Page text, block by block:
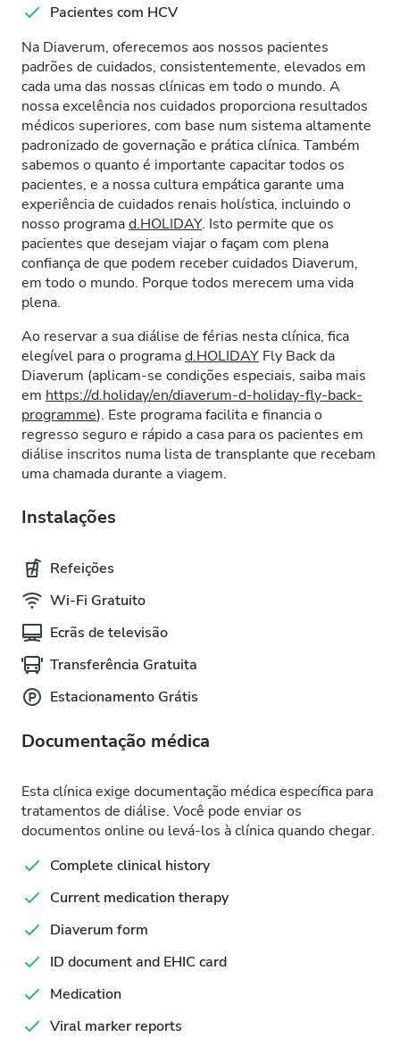
Pacientes com HCV
Na Diaverum, oferecemos aos nossos pacientes
padrões de cuidados, consistentemente, elevados em
cada uma das nossas clínicas em todo o mundo. A
nossa excelência nos cuidados proporciona resultados
médicos superiores, com base num sistema altamente
padronizado de governação e prática clínica. Também
sabemos o quanto é importante capacitar todos os
pacientes, e a nossa cultura empática garante uma
experiência de cuidados renais holística, incluindo o
nosso programad.HOLIDAY. Isto permite que os
pacientes que desejam viajar o façam com plena
confiança de que podem receber cuidados Diaverum,
em todo o mundo. Porque todos merecem uma vida
plena.
Ao reservar a sua diálise de férias nesta clínica, fica
elegível para o programad.HOLIDAY Fly Back da
Diaverum (aplicam-se condições especiais, saiba mais
em https://d.holiday/en/diaverum-d-holiday-fly-back-
programme). Este programa facilita e financia o
regresso seguro e rápido a casa para os pacientes em
diálise inscritos numa lista de transplante que recebam
uma chamada durante a viagem.
Instalações
Refeições
Wi-Fi Gratuito
Ecrãs de televisão
Transferência Gratuita
Estacionamento Grátis
Documentação médica
Esta clínica exige documentação médica específica para
tratamentos de diálise. Você pode enviar os
documentos online ou levá-los à clínica quando chegar.
Complete clinical history
Current medication therapy
Diaverum form
ID document and EHIC card
Medication
Viral marker reports